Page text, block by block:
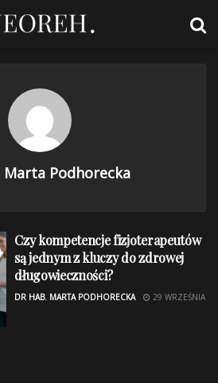
Marta Podhorecka
Czy kompetencje fizjoterapeutów
są jednym z kluczy do zdrowej
długowieczności?
DR HAB. MARTA PODHORECKA 29 WRZEŚNIA